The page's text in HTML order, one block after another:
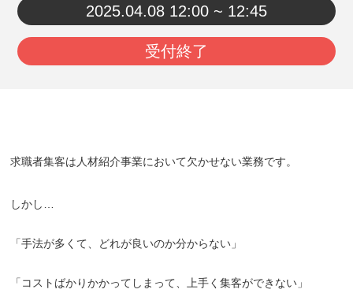
2025.04.08 12:00 ~ 12:45
受付終了
求職者集客は人材紹介事業において欠かせない業務です。
しかし…
「手法が多くて、どれが良いのか分からない」
「コストばかりかかってしまって、上手く集客ができない」